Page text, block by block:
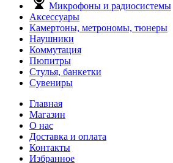
Микрофоны и радиосистемы
Аксессуары
Камертоны, метрономы, тюнеры
Наушники
Коммутация
Пюпитры
Стулья, банкетки
Сувениры
Главная
Магазин
О нас
Доставка и оплата
Контакты
Избранное